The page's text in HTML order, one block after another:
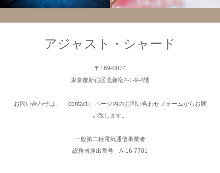
サーバー
アジャスト・シャード
〒169-0074
東京都新宿区北新宿4-1-9-4階
お問い合わせは、 「contact」 ページ内のお問い合わせフォームからお願
い致します。
一般第二種電気通信事業者
総務省届出番号 A-16-7701